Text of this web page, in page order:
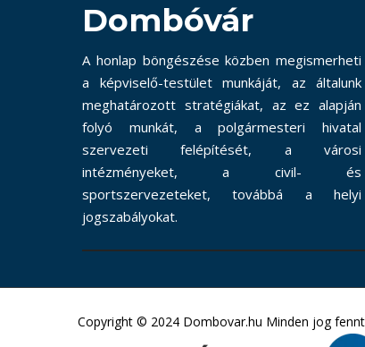
Dombóvár
A honlap böngészése közben megismerheti
a képviselő-testület munkáját, az általunk
meghatározott stratégiákat, az ez alapján
folyó munkát, a polgármesteri hivatal
szervezeti felépítését, a városi
intézményeket, a civil- és
sportszervezeteket, továbbá a helyi
jogszabályokat.
Copyright © 2024 Dombovar.hu Minden jog